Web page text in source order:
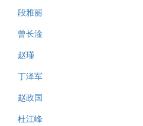
段雅丽
曾长淦
赵瑾
丁泽军
赵政国
杜江峰